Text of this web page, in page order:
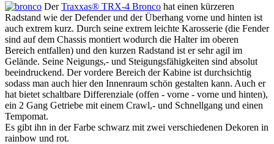
DerTraxxas® TRX-4 Bronco hat einen kürzeren
Radstand wie der Defender und der Überhang vorne und hinten ist
auch extrem kurz. Durch seine extrem leichte Karosserie (die Fender
sind auf dem Chassis montiert wodurch die Halter im oberen
Bereich entfallen) und den kurzen Radstand ist er sehr agil im
Gelände. Seine Neigungs,- und Steigungsfähigkeiten sind absolut
beeindruckend. Der vordere Bereich der Kabine ist durchsichtig
sodass man auch hier den Innenraum schön gestalten kann. Auch er
hat bietet schaltbare Differenziale (offen - vorne - vorne und hinten),
ein 2 Gang Getriebe mit einem Crawl,- und Schnellgang und einen
Tempomat.
Es gibt ihn in der Farbe schwarz mit zwei verschiedenen Dekoren in
rainbow und rot.